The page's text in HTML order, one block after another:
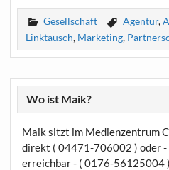
Gesellschaft Agentur,
Linktausch, Marketing,
Wo ist Maik?
Maik sitzt im Medienzentrum
direkt ( 04471-706002 ) oder -
erreichbar - ( 0176-56125004